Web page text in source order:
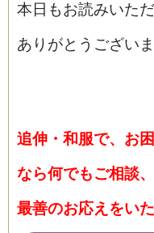
本日もお読みいた
ありがとうござい
追伸・和服で、お
なら何でもご相談
最善のお応えをい